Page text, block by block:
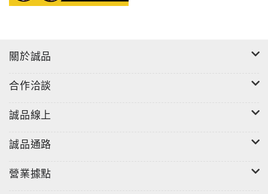
關於誠品
合作洽談
誠品線上
誠品通路
營業據點